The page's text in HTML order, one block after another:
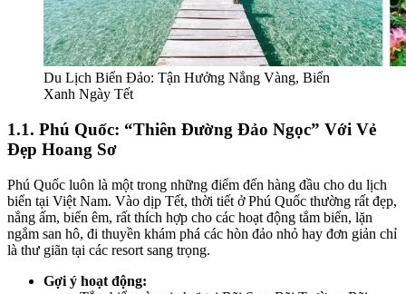
Du Lịch Biển Đảo: Tận Hưởng Nắng Vàng, Biển
Xanh Ngày Tết
1.1. Phú Quốc: “Thiên Đường Đảo Ngọc” Với Vẻ
Đẹp Hoang Sơ
Phú Quốc luôn là một trong những điểm đến hàng đầu cho du lịch
biển tại Việt Nam. Vào dịp Tết, thời tiết ở Phú Quốc thường rất đẹp,
nắng ấm, biển êm, rất thích hợp cho các hoạt động tắm biển, lặn
ngắm san hô, đi thuyền khám phá các hòn đảo nhỏ hay đơn giản chỉ
là thư giãn tại các resort sang trọng.
Gợi ý hoạt động: